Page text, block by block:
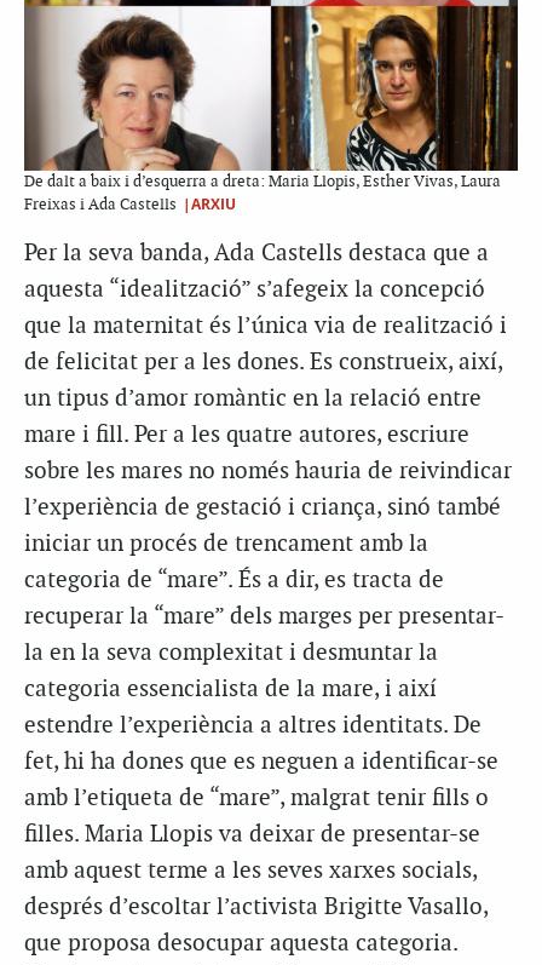
De dalt a baix i d’esquerra a dreta: Maria Llopis, Esther Vivas, Laura
Freixas i Ada Castells |ARXIU
Per la seva banda, Ada Castells destaca que a
aquesta “idealització” s’afegeix la concepció
que la maternitat és l’única via de realització i
de felicitat per a les dones. Es construeix, així,
un tipus d’amor romàntic en la relació entre
mare i fill. Per a les quatre autores, escriure
sobre les mares no només hauria de reivindicar
l’experiència de gestació i criança, sinó també
iniciar un procés de trencament amb la
categoria de “mare”. És a dir, es tracta de
recuperar la “mare” dels marges per presentar-
la en la seva complexitat i desmuntar la
categoria essencialista de la mare, i així
estendre l’experiència a altres identitats. De
fet, hi ha dones que es neguen a identificar-se
amb l’etiqueta de “mare”, malgrat tenir fills o
filles. Maria Llopis va deixar de presentar-se
amb aquest terme a les seves xarxes socials,
després d’escoltar l’activista Brigitte Vasallo,
que proposa desocupar aquesta categoria.